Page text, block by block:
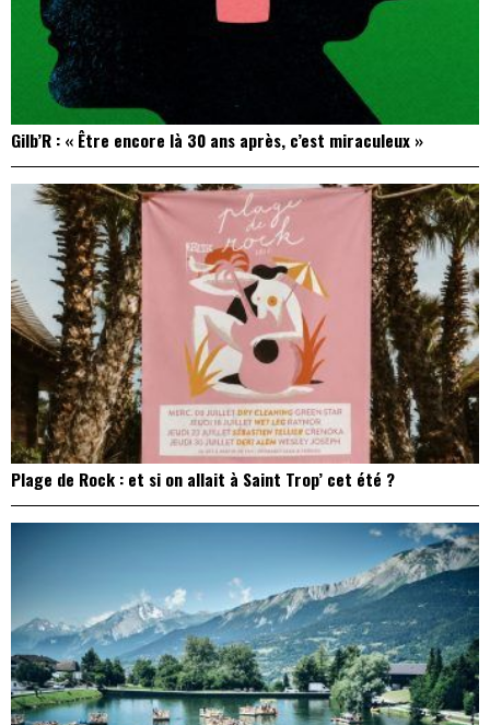
Gilb’R : « Être encore là 30 ans après, c’est miraculeux »
Plage de Rock : et si on allait à Saint Trop’ cet été ?